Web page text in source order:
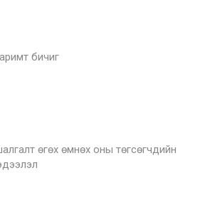
бичиг
өгөх өмнөх оны төгсөгчдийн